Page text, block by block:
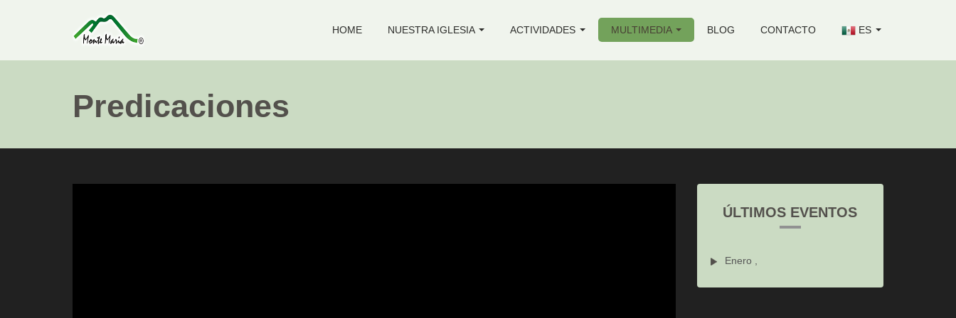
HOME NUESTRA IGLESIA ACTIVIDADES MULTIMEDIA BLOG CONTACTO ES
Predicaciones
ÚLTIMOS EVENTOS
Enero ,